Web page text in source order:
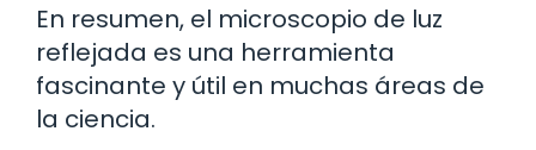
En resumen, el microscopio de luz
reflejada es una herramienta
fascinante y útil en muchas áreas de
la ciencia.